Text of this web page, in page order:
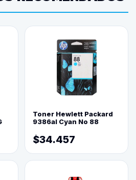
Toner Hewlett Packard
9386al Cyan No 88
$34.457